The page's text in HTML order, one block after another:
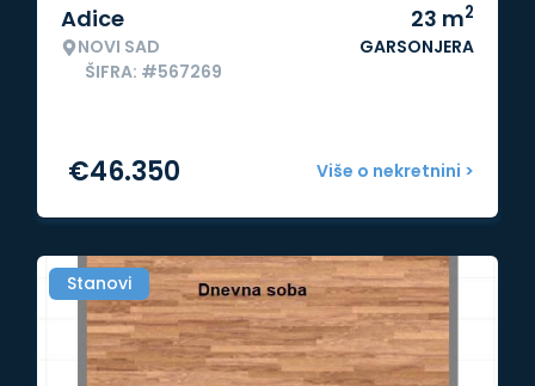
Adice
NOVI SAD
ŠIFRA: #567269
23 m2
GARSONJERA
Više o nekretnini >
€46.350
Stanovi